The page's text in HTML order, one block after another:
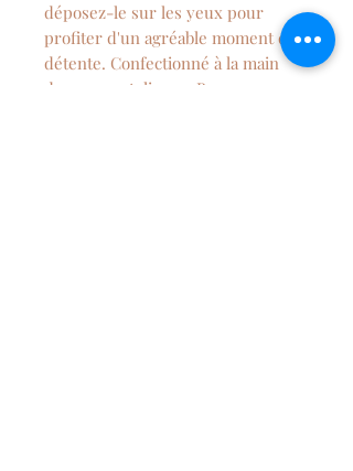
déposez-le sur les yeux pour
profiter d'un agréable moment de
détente. Confectionné à la main
dans mon atelier en Bourgogne.